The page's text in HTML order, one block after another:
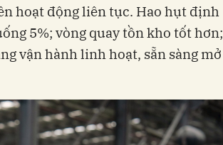
hoạt động liên tục. Hao hụt định
5%; vòng quay tồn kho tốt hơn;
vận hành linh hoạt, sẵn sàng mở